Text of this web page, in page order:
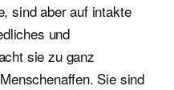
sind aber auf intakte
und
sie zu ganz
Sie sind